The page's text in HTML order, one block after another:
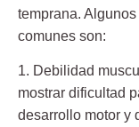
temprana.
comunes son:
1. Debilidad
mostrar dificultad
desarrollo motor y